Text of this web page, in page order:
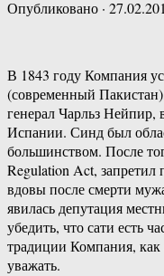
Опубликовано ·
В 1843 году Компания
(современный
генерал Чарльз
Испании. Синд был
большинством. После
Regulation Act,
вдовы после смерти
явилась депутация
убедить, что сати есть
традиции Компания, как
уважать.